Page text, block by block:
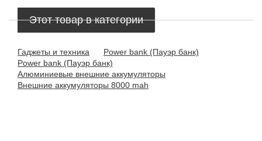
Этот товар в категории
Гаджеты и техника
Power bank (Пауэр банк)
Power bank (Пауэр банк)
Алюминиевые внешние аккумуляторы
Внешние аккумуляторы 8000 mah